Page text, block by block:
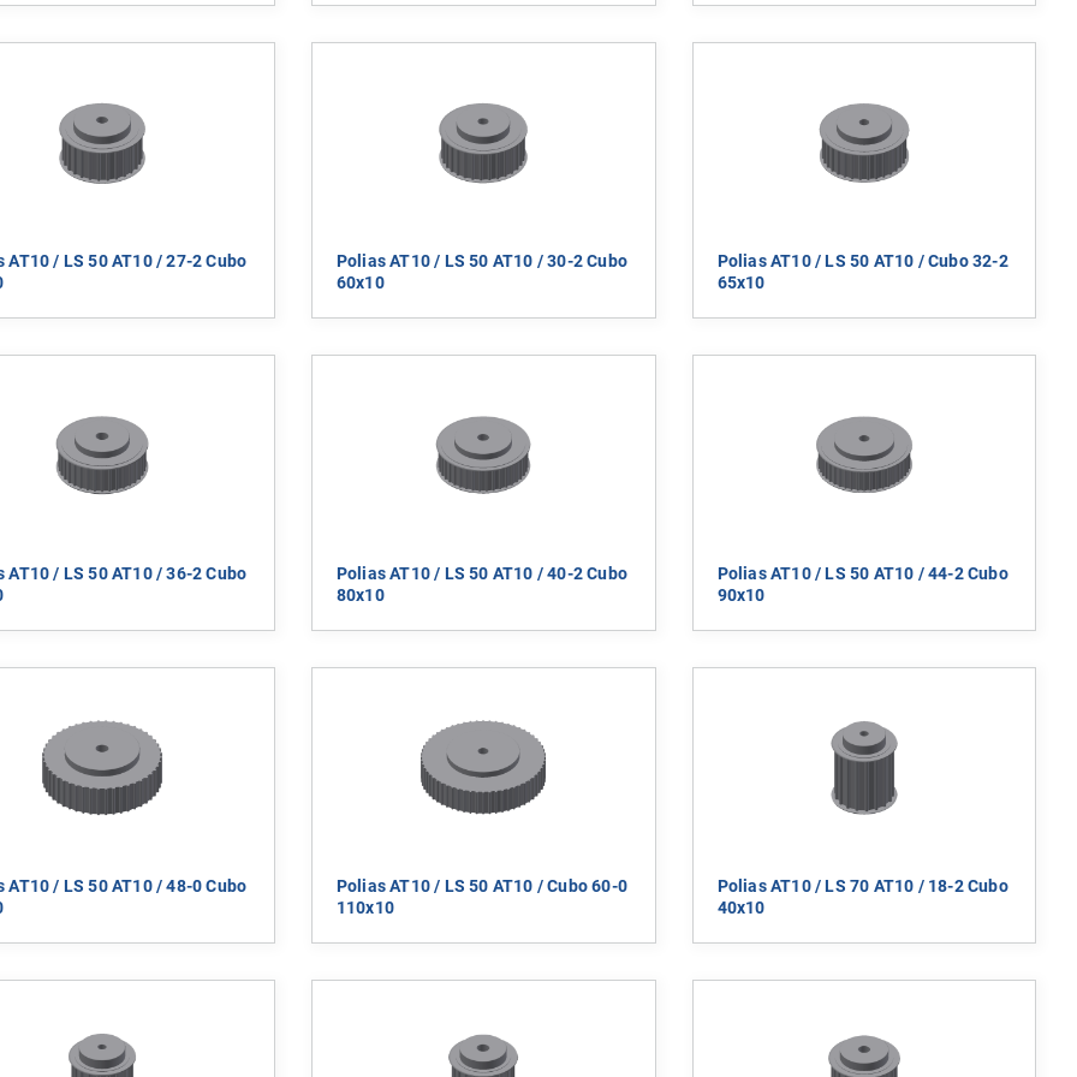
AT10 / LS 50 AT10 / 27-2 Cubo
Polias AT10 / LS 50 AT10 / 30-2 Cubo
60x10
Polias AT10 / LS 50 AT10 / Cubo 32-2
65x10
AT10 / LS 50 AT10 / 36-2 Cubo
Polias AT10 / LS 50 AT10 / 40-2 Cubo
80x10
Polias AT10 / LS 50 AT10 / 44-2 Cubo
90x10
AT10 / LS 50 AT10 / 48-0 Cubo
Polias AT10 / LS 50 AT10 / Cubo 60-0
110x10
Polias AT10 / LS 70 AT10 / 18-2 Cubo
40x10